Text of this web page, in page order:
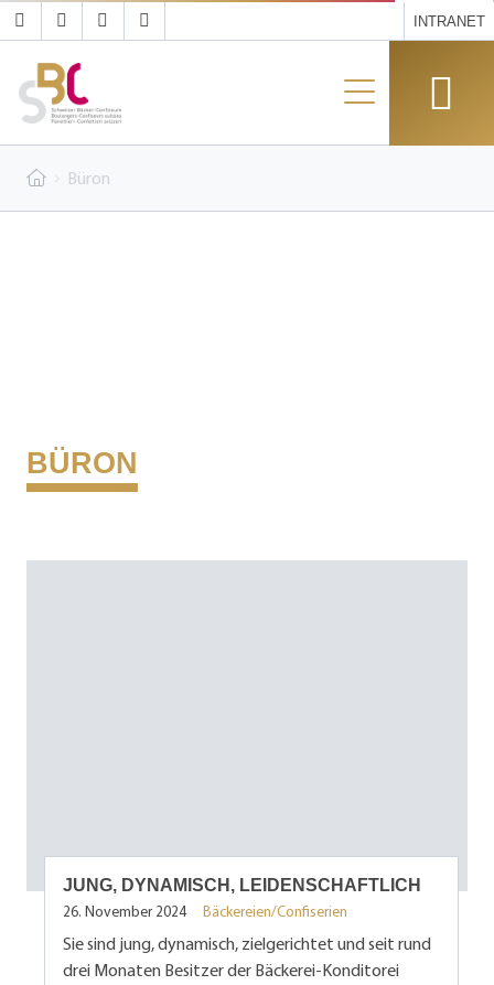
INTRANET
Büron
BÜRON
JUNG, DYNAMISCH, LEIDENSCHAFTLICH
26. November 2024 Bäckereien/Confiserien
Sie sind jung, dynamisch, zielgerichtet und seit rund
drei Monaten Besitzer der Bäckerei-Konditorei